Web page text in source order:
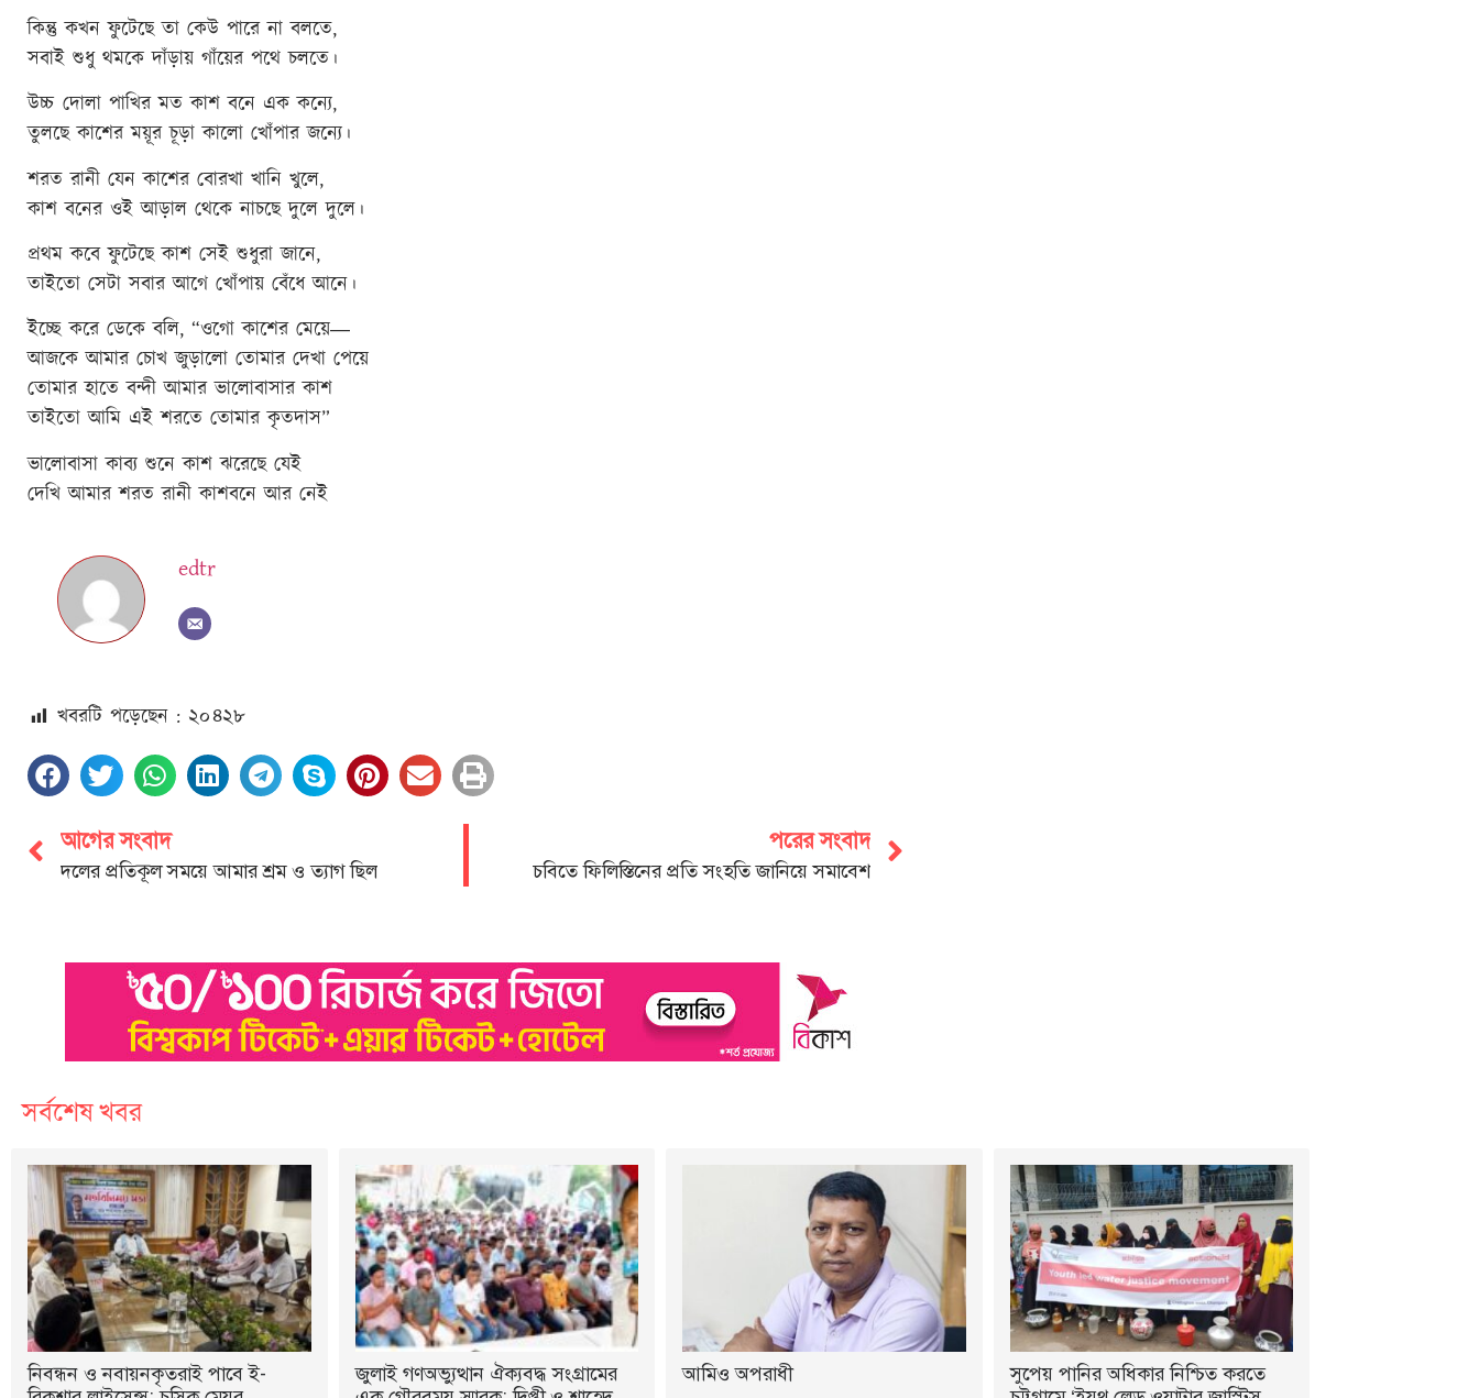
কিন্তু কখন ফুটেছে তা কেউ পারে না বলতে,
সবাই শুধু থমকে দাঁড়ায় গাঁয়ের পথে চলতে।
উচ্চ দোলা পাখির মত কাশ বনে এক কন্যে,
তুলছে কাশের ময়ূর চূড়া কালো খোঁপার জন্যে।
শরত রানী যেন কাশের বোরখা খানি খুলে,
কাশ বনের ওই আড়াল থেকে নাচছে দুলে দুলে।
প্রথম কবে ফুটেছে কাশ সেই শুধুরা জানে,
তাইতো সেটা সবার আগে খোঁপায় বেঁধে আনে।
ইচ্ছে করে ডেকে বলি, “ওগো কাশের মেয়ে―
আজকে আমার চোখ জুড়ালো তোমার দেখা পেয়ে
তোমার হাতে বন্দী আমার ভালোবাসার কাশ
তাইতো আমি এই শরতে তোমার কৃতদাস”
ভালোবাসা কাব্য শুনে কাশ ঝরেছে যেই
দেখি আমার শরত রানী কাশবনে আর নেই
edtr
খবরটি পড়েছেন : ২০৪২৮
আগের সংবাদ
দলের প্রতিকূল সময়ে আমার শ্রম ও ত্যাগ ছিল
পরের সংবাদ
চবিতে ফিলিস্তিনের প্রতি সংহতি জানিয়ে সমাবেশ
সর্বশেষ খবর
নিবন্ধন ও নবায়নকৃতরাই পাবে ই-
জুলাই গণঅভ্যুত্থান ঐক্যবদ্ধ সংগ্রামের
আমিও অপরাধী
সুপেয় পানির অধিকার নিশ্চিত করতে